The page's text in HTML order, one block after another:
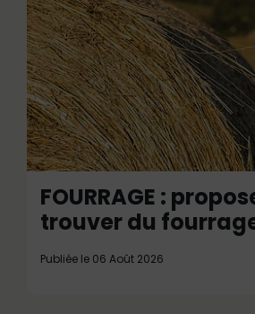
FOURRAGE :
trouver du
Publiée le 06 Août 2026